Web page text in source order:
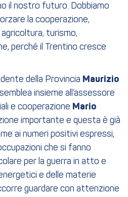
il nostro futuro. Dobbiamo
la cooperazione,
turismo,
perché il Trentino cresce
della Provincia Maurizio
insieme all’assessore
e cooperazione Mario
importante e questa è già
ai numeri positivi espressi,
che si fanno
per la guerra in atto e
e delle materie
guardare con attenzione